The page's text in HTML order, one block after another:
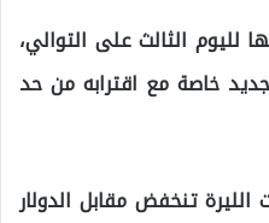
لليوم الثالث على التوالي،
جديد خاصة مع اقترابه من حد
تنخفض مقابل الدولار